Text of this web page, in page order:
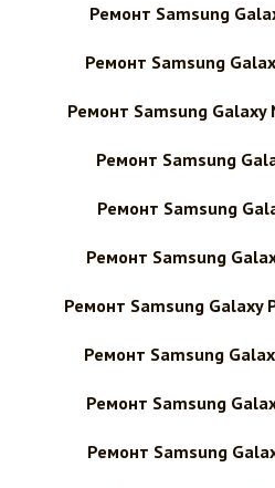
Ремонт Samsung
Ремонт Samsung
Ремонт Samsung Galaxy
Ремонт Samsung
Ремонт Samsung
Ремонт Samsung
Ремонт Samsung Galaxy
Ремонт Samsung
Ремонт Samsung
Ремонт Samsung